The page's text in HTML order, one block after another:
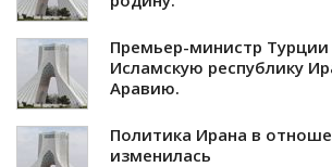
Премьер-министр Турции
Исламскую республику
Аравию.
Политика Ирана в
изменилась